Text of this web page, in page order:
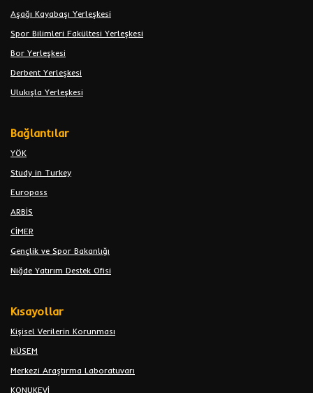
Aşağı Kayabaşı Yerleşkesi
Spor Bilimleri Fakültesi Yerleşkesi
Bor Yerleşkesi
Derbent Yerleşkesi
Ulukışla Yerleşkesi
Bağlantılar
YÖK
Study in Turkey
Europass
ARBİS
CİMER
Gençlik ve Spor Bakanlığı
Niğde Yatırım Destek Ofisi
Kısayollar
Kişisel Verilerin Korunması
NÜSEM
Merkezi Araştırma Laboratuvarı
KONUKEVİ